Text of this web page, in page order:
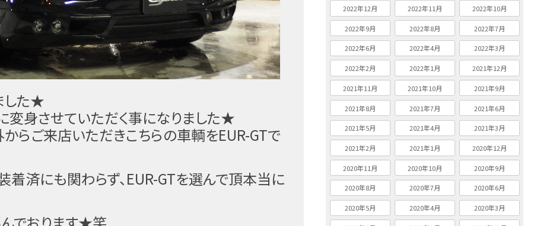
した★
に変身させていただく事になりました★
らご来店いただきこちらの車輌をEUR-GTで
着済にも関わらず、EUR-GTを選んで頂本当に
2022年12月 2022年11月 2022年10月
2022年9月 2022年8月 2022年7月
2022年6月 2022年4月 2022年3月
2022年2月 2022年1月 2021年12月
2021年11月 2021年10月 2021年9月
2021年8月 2021年7月 2021年6月
2021年5月 2021年4月 2021年3月
2021年2月 2021年1月 2020年12月
2020年11月 2020年10月 2020年9月
2020年8月 2020年7月 2020年6月
2020年5月 2020年4月 2020年3月